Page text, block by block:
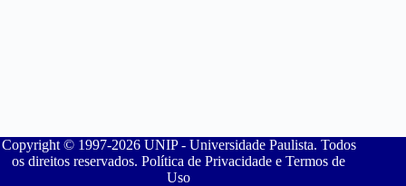
Copyright © 1997-2026 UNIP - Universidade Paulista. Todos
os direitos reservados. Política de Privacidade e Termos de
Uso